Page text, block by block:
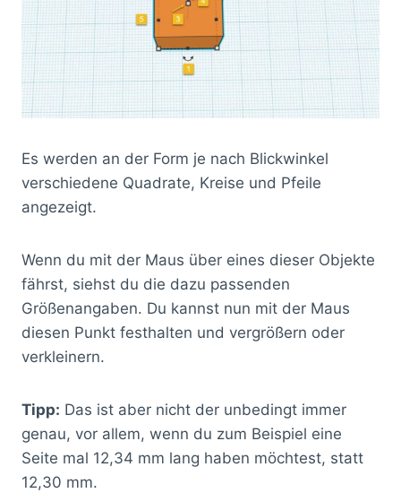
Es werden an der Form je nach Blickwinkel
verschiedene Quadrate, Kreise und Pfeile
angezeigt.
Wenn du mit der Maus über eines dieser Objekte
fährst, siehst du die dazu passenden
Größenangaben. Du kannst nun mit der Maus
diesen Punkt festhalten und vergrößern oder
verkleinern.
Tipp: Das ist aber nicht der unbedingt immer
genau, vor allem, wenn du zum Beispiel eine
Seite mal 12,34 mm lang haben möchtest, statt
12,30 mm.